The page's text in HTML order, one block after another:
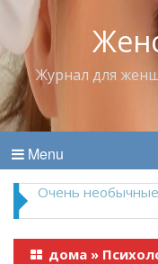
Журнал для
Menu
Владимир
дома »